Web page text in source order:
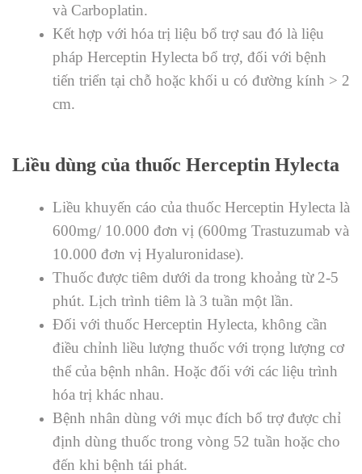
và Carboplatin.
Kết hợp với hóa trị liệu bổ trợ sau đó là liệu
pháp Herceptin Hylecta bổ trợ, đối với bệnh
tiến triển tại chỗ hoặc khối u có đường kính > 2
cm.
Liều dùng của thuốc Herceptin Hylecta
Liều khuyến cáo của thuốc Herceptin Hylecta là
600mg/ 10.000 đơn vị (600mg Trastuzumab và
10.000 đơn vị Hyaluronidase).
Thuốc được tiêm dưới da trong khoảng từ 2-5
phút. Lịch trình tiêm là 3 tuần một lần.
Đối với thuốc Herceptin Hylecta, không cần
điều chỉnh liều lượng thuốc với trọng lượng cơ
thể của bệnh nhân. Hoặc đối với các liệu trình
hóa trị khác nhau.
Bệnh nhân dùng với mục đích bổ trợ được chỉ
định dùng thuốc trong vòng 52 tuần hoặc cho
đến khi bệnh tái phát.